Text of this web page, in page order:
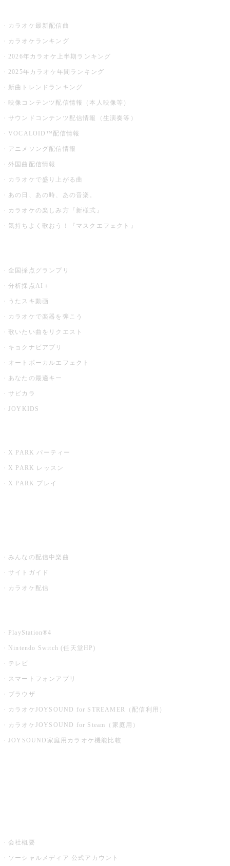
カラオケ最新配信曲
カラオケランキング
2026年カラオケ上半期ランキング
2025年カラオケ年間ランキング
新曲トレンドランキング
映像コンテンツ配信情報（本人映像等）
サウンドコンテンツ配信情報（生演奏等）
VOCALOID™配信情報
アニメソング配信情報
外国曲配信情報
カラオケで盛り上がる曲
あの日、あの時、あの音楽。
カラオケの楽しみ方『新様式』
気持ちよく歌おう！『マスクエフェクト』
全国採点グランプリ
分析採点AI＋
うたスキ動画
カラオケで楽器を弾こう
歌いたい曲をリクエスト
キョクナビアプリ
オートボーカルエフェクト
あなたの最適キー
サビカラ
JOYKIDS
X PARK パーティー
X PARK レッスン
X PARK プレイ
みんなの配信中楽曲
サイトガイド
カラオケ配信
PlayStation®4
Nintendo Switch (任天堂HP)
テレビ
スマートフォンアプリ
ブラウザ
カラオケJOYSOUND for STREAMER（配信利用）
カラオケJOYSOUND for Steam（家庭用）
JOYSOUND家庭用カラオケ機能比較
会社概要
ソーシャルメディア 公式アカウント